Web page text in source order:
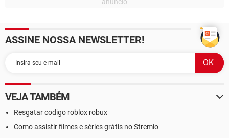
ASSINE NOSSA NEWSLETTER!
VEJA TAMBÉM
Resgatar codigo roblox robux
Como assistir filmes e séries grátis no Stremio